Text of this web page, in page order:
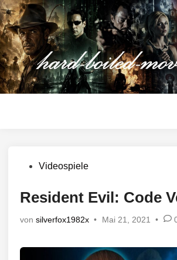
Zum
Inhalt
springen
Veröffentlicht
Videospiele
Resident Evil: Code
von silverfox1982x • Mai 21, 2021 •